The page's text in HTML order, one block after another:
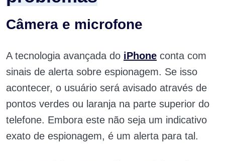
Câmera e microfone
A tecnologia avançada do iPhone conta com
sinais de alerta sobre espionagem. Se isso
acontecer, o usuário será avisado através de
pontos verdes ou laranja na parte superior do
telefone. Embora este não seja um indicativo
exato de espionagem, é um alerta para tal.